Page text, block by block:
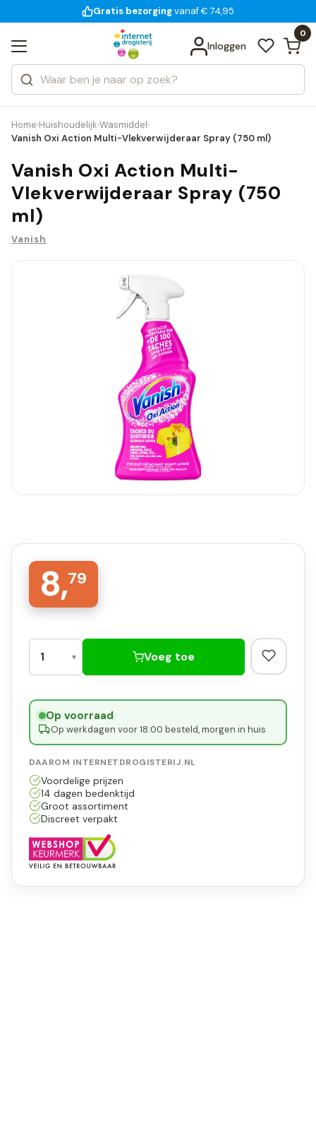
voor 18:00 uur besteld
Gratis bezorgingvanaf € 74,95
14 dagen bedenktijd
Inloggen
0
Zoeken
Categorieën
Merken
Bekijk alle resultaten
Home›Huishoudelijk›Wasmiddel›
Vanish Oxi Action Multi-Vlekverwijderaar Spray (750 ml)
Vanish Oxi Action Multi-
Vlekverwijderaar Spray (750
ml)
Vanish
8,79
Voeg toe
Op voorraad·
Op werkdagen voor 18:00 besteld, morgen in huis
DAAROM INTERNETDROGISTERIJ.NL
Voordelige prijzen
14 dagen bedenktijd
Groot assortiment
Discreet verpakt